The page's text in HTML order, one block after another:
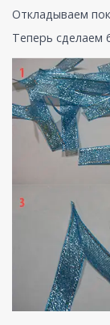
Откладываем
Теперь сделаем